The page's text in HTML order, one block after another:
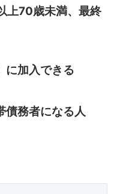
上70歳未満、最終
に加入できる
債務者になる人